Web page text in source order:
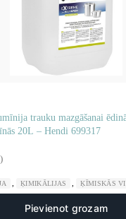
trauku mazgāšanai
20L – Hendi 699317
ĶIMIKĀLIJAS ĶĪMISKĀS
Pievienot grozam